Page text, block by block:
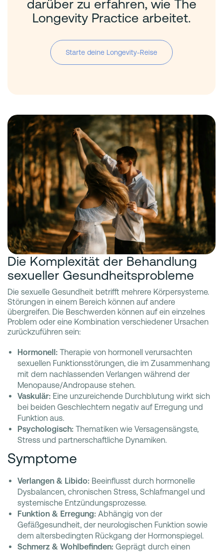
darüber zu erfahren, wie The
Longevity Practice arbeitet.
Starte deine Longevity-Reise
Die Komplexität der Behandlung
sexueller Gesundheitsprobleme
Die sexuelle Gesundheit betrifft mehrere Körpersysteme.
Störungen in einem Bereich können auf andere
übergreifen. Die Beschwerden können auf ein einzelnes
Problem oder eine Kombination verschiedener Ursachen
zurückzuführen sein:
Hormonell: Therapie von hormonell verursachten
sexuellen Funktionsstörungen, die im Zusammenhang
mit dem nachlassenden Verlangen während der
Menopause/Andropause stehen.
Vaskulär: Eine unzureichende Durchblutung wirkt sich
bei beiden Geschlechtern negativ auf Erregung und
Funktion aus.
Psychologisch: Thematiken wie Versagensängste,
Stress und partnerschaftliche Dynamiken.
Symptome
Verlangen & Libido: Beeinflusst durch hormonelle
Dysbalancen, chronischen Stress, Schlafmangel und
systemische Entzündungsprozesse.
Funktion & Erregung: Abhängig von der
Gefäßgesundheit, der neurologischen Funktion sowie
dem altersbedingten Rückgang der Hormonspiegel.
Schmerz & Wohlbefinden: Geprägt durch einen